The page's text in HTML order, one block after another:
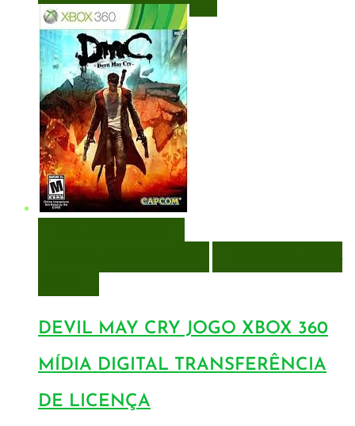
DEVIL MAY CRY JOGO XBOX 360
MÍDIA DIGITAL TRANSFERÊNCIA
DE LICENÇA